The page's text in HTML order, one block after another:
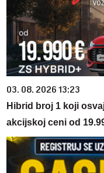
03. 08. 2026 13:23
Hibrid broj 1 koji
akcijskoj ceni od